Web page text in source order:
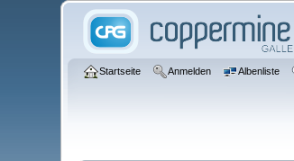
Startseite Anmelden Albenliste